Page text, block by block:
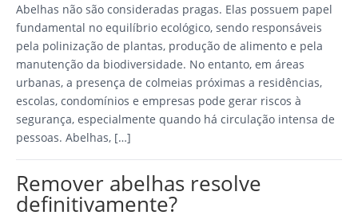
Abelhas não são consideradas pragas. Elas possuem papel
fundamental no equilíbrio ecológico, sendo responsáveis
pela polinização de plantas, produção de alimento e pela
manutenção da biodiversidade. No entanto, em áreas
urbanas, a presença de colmeias próximas a residências,
escolas, condomínios e empresas pode gerar riscos à
segurança, especialmente quando há circulação intensa de
pessoas. Abelhas, […]
Remover abelhas resolve
definitivamente?